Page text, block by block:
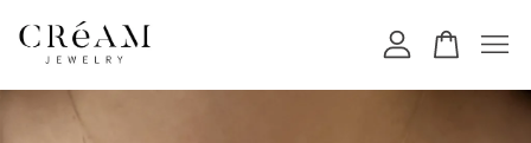
您的購物車目前還是空的。